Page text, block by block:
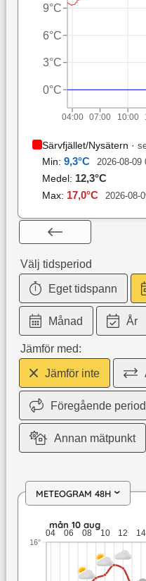
04:00 07:00 10:00
0°C
3°C
6°C
9°C
Särvfjället/Nysätern ·
Min: 9,3°C 2026-08-09
Medel: 12,3°C
Max: 17,0°C 2026-08-
Välj tidsperiod
Eget tidspann
Månad År
Jämför med:
Jämför inte
Föregående period
Annan mätpunkt
METEOGRAM 48H ›
mån 10 aug: 13,9 till 6,7
mån 10 aug
04 06 08 10 12 14
16°